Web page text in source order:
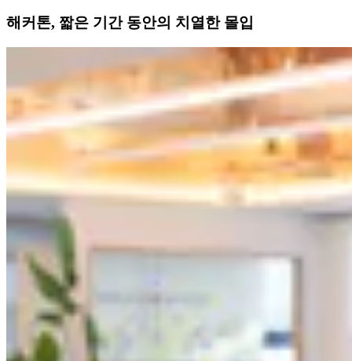
해커톤, 짧은 기간 동안의 치열한 몰입